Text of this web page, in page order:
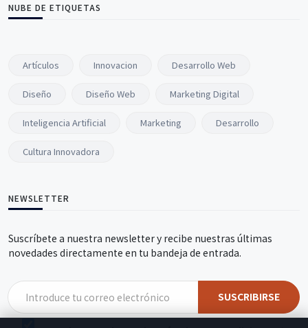
NUBE DE ETIQUETAS
Artículos Innovacion Desarrollo Web
Diseño Diseño Web Marketing Digital
Inteligencia Artificial Marketing Desarrollo
Cultura Innovadora
NEWSLETTER
Suscríbete a nuestra newsletter y recibe nuestras últimas
novedades directamente en tu bandeja de entrada.
SUSCRIBIRSE